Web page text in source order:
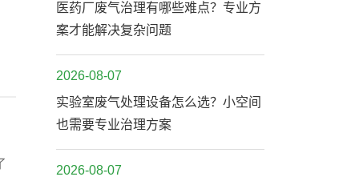
医药厂废气治理有哪些难点？专业方
案才能解决复杂问题
2026-08-07
实验室废气处理设备怎么选？小空间
也需要专业治理方案
2026-08-07